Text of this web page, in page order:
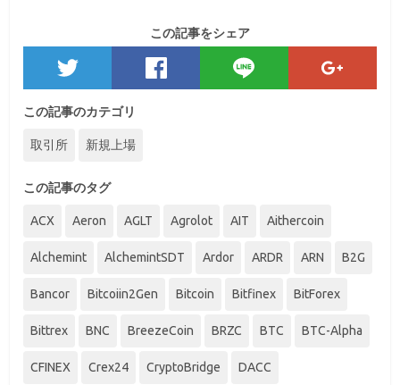
この記事をシェア
この記事のカテゴリ
取引所 新規上場
この記事のタグ
ACX Aeron AGLT Agrolot AIT Aithercoin
Alchemint AlchemintSDT Ardor ARDR ARN B2G
Bancor Bitcoiin2Gen Bitcoin Bitfinex BitForex
Bittrex BNC BreezeCoin BRZC BTC BTC-Alpha
CFINEX Crex24 CryptoBridge DACC